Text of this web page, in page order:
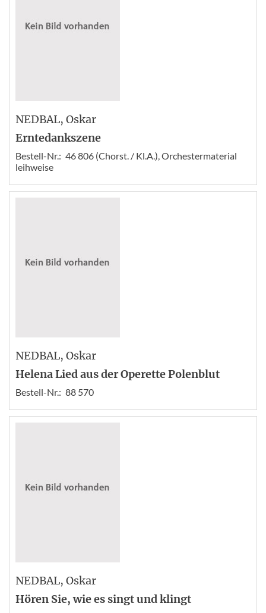
NEDBAL, Oskar
Erntedankszene
Bestell-Nr.: 46 806 (Chorst. / Kl.A.), Orchestermaterial
leihweise
NEDBAL, Oskar
Helena Lied aus der Operette Polenblut
Bestell-Nr.: 88 570
NEDBAL, Oskar
Hören Sie, wie es singt und klingt